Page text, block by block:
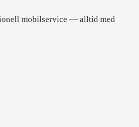
mobilservice — alltid med